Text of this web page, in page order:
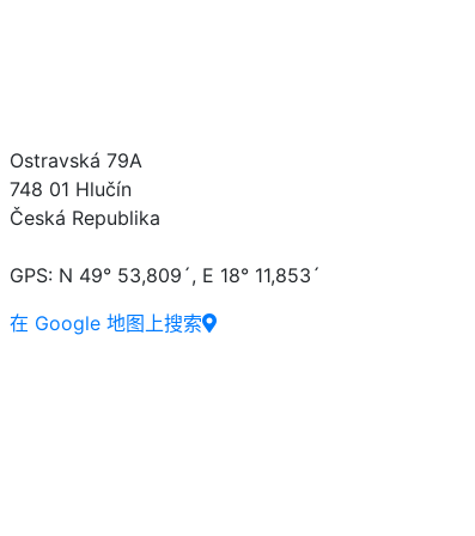
Ostravská 79A
748 01 Hlučín
Česká Republika
GPS: N 49° 53,809´, E 18° 11,853´
在 Google 地图上搜索